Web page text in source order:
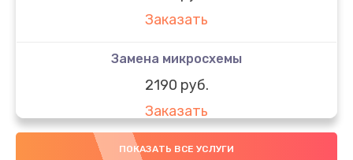
Заказать
Замена микросхемы
2190 руб.
Заказать
Замена передней камеры
ПОКАЗАТЬ ВСЕ УСЛУГИ